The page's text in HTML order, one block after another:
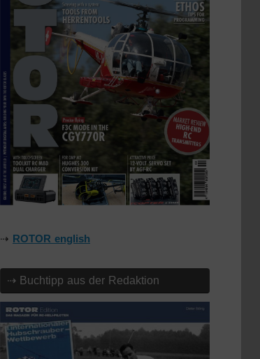
⇢ ROTOR english
⇢ Buchtipp aus der Redaktion